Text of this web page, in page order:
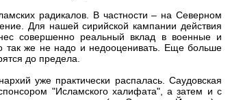
радикалов. В частности – на Северном
Для нашей сирийской кампании действия
совершенно реальный вклад в военные и
так же не надо и недооценивать. Еще больше
до предела.
уже практически распалась. Саудовская
"Исламского халифата", а затем и с